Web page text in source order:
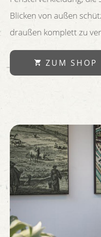
Blicken von außen
draußen komplett zu
ZUM SHOP